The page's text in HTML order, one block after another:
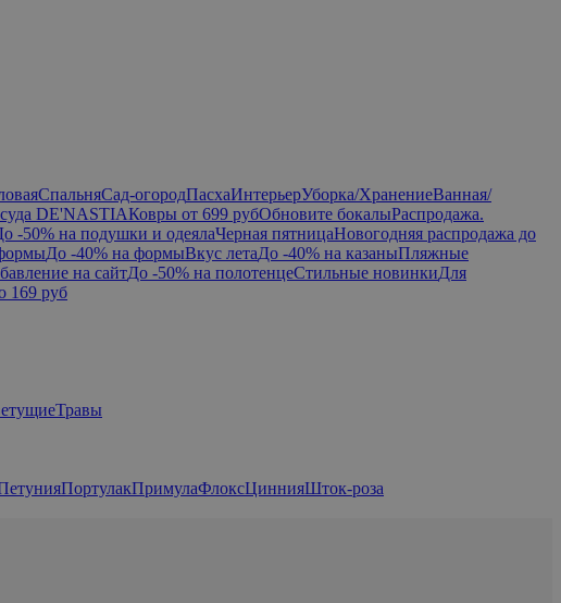
СпальняСад-огородПасхаИнтерьерУборка/ХранениеВанная/
DE'NASTIAКовры от 699 рубОбновите бокалыРаспродажа.
-50% на подушки и одеялаЧерная пятницаНовогодняя распродажа до
До -40% на формыВкус летаДо -40% на казаныПляжные
на сайтДо -50% на полотенцеСтильные новинкиДля
169 руб
Травы
ПортулакПримулаФлоксЦиннияШток-роза